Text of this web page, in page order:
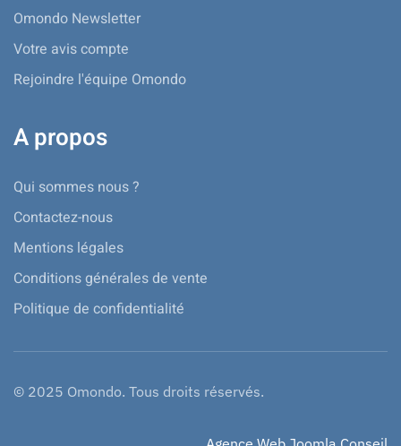
Omondo Newsletter
Votre avis compte
Rejoindre l'équipe Omondo
A propos
Qui sommes nous ?
Contactez-nous
Mentions légales
Conditions générales de vente
Politique de confidentialité
© 2025 Omondo. Tous droits réservés.